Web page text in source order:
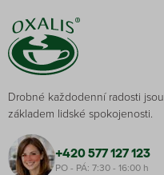
Drobné každodenní radosti jsou
základem lidské spokojenosti.
+420 577 127 123
PO - PÁ: 7:30 - 16:00 h